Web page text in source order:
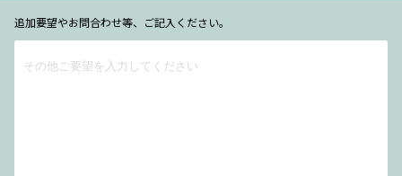
追加要望やお問合わせ等、ご記入ください。